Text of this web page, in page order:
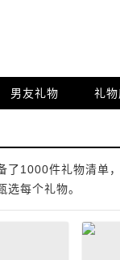
男友礼物 礼物
了1000件礼物清单
每个礼物。